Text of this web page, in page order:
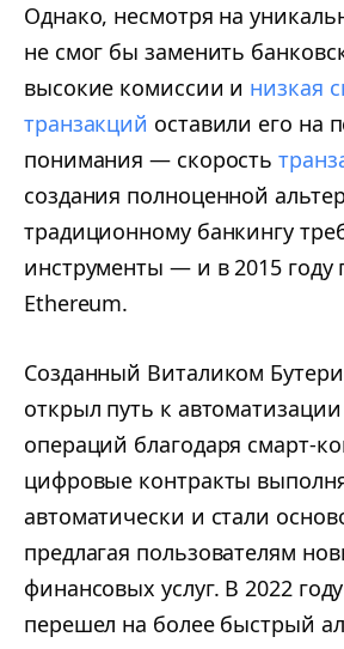
Однако, несмотря на
не смог бы заменить
высокие комиссии и низкая
транзакций оставили его на
понимания — скорость
создания полноценной
традиционному банкингу
инструменты — и в 2015 году
Ethereum.
Созданный Виталиком
открыл путь к
операций благодаря смарт-
цифровые контракты
автоматически и стали
предлагая пользователям
финансовых услуг. В 2022
перешел на более быстрый